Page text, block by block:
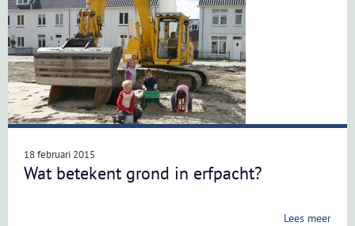
18 februari 2015
Wat betekent grond in erfpacht?
Lees meer